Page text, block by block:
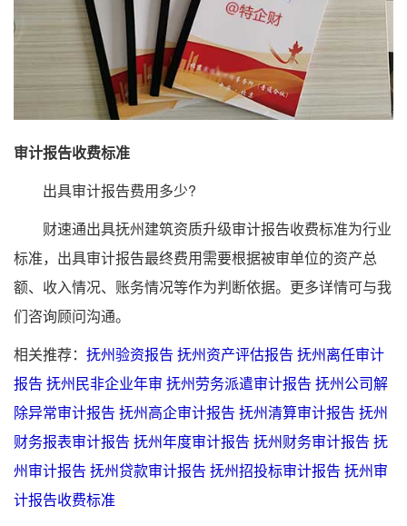
审计报告收费标准
出具审计报告费用多少?
财速通出具抚州建筑资质升级审计报告收费标准为行业
标准，出具审计报告最终费用需要根据被审单位的资产总
额、收入情况、账务情况等作为判断依据。更多详情可与我
们咨询顾问沟通。
相关推荐： 抚州验资报告 抚州资产评估报告 抚州离任审计
报告 抚州民非企业年审 抚州劳务派遣审计报告 抚州公司解
除异常审计报告 抚州高企审计报告 抚州清算审计报告 抚州
财务报表审计报告 抚州年度审计报告 抚州财务审计报告 抚
州审计报告 抚州贷款审计报告 抚州招投标审计报告 抚州审
计报告收费标准